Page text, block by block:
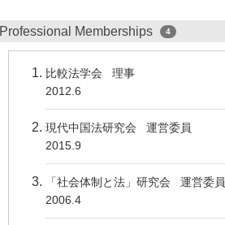
Professional Memberships 4
比較法学会 理事
2012.6
現代中国法研究会 運営委員
2015.9
「社会体制と法」研究会 運営委員
2006.4